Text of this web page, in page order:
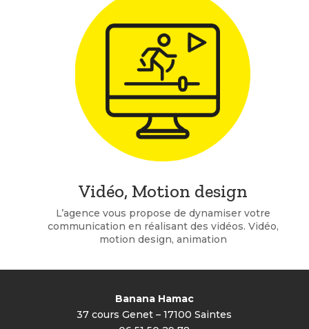
Vidéo, Motion design
L’agence vous propose de dynamiser votre
communication en réalisant des vidéos. Vidéo,
motion design, animation
Banana Hamac
37 cours Genet –17100 Saintes